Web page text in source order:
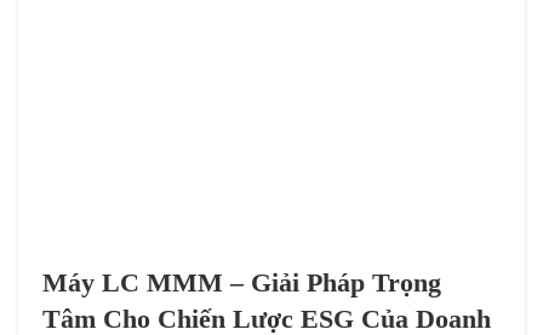
Máy LC MMM – Giải Pháp Trọng
Tâm Cho Chiến Lược ESG Của Doanh